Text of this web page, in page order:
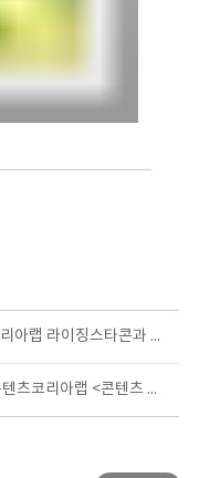
드롭 더 비트! 충북콘텐츠코리아랩 라이징스타콘과 함께면 나도 비트메이커!
투자 받고 싶으세요? 충북콘텐츠코리아랩 <콘텐츠 투자매칭> 프로그램이 도와드립니다!